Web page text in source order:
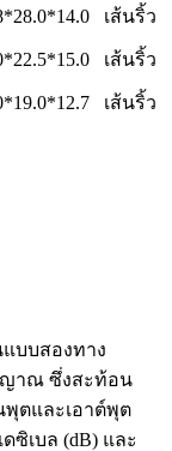
เส้นริ้ว
เส้นริ้ว
เส้นริ้ว
บบสองทาง
ญาณ ซึ่งสะท้อน
ตและเอาต์พุต
เบล (dB) และ